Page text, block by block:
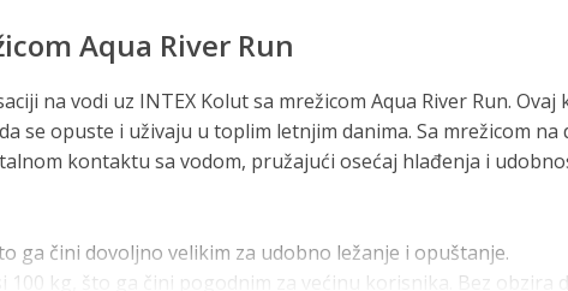
Aqua River Run
na vodi uz INTEX Kolut sa mrežicom Aqua River Run. Ovaj
se opuste i uživaju u toplim letnjim danima. Sa mrežicom na
kontaktu sa vodom, pružajući osećaj hlađenja i
ga čini dovoljno velikim za udobno ležanje i opuštanje.
kg, što ga čini pogodnim za većinu korisnika. Bez obzira